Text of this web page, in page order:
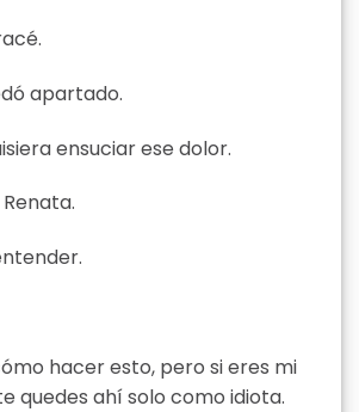
apartado.
ensuciar ese dolor.
hacer esto, pero si eres mi
quedes ahí solo como idiota.